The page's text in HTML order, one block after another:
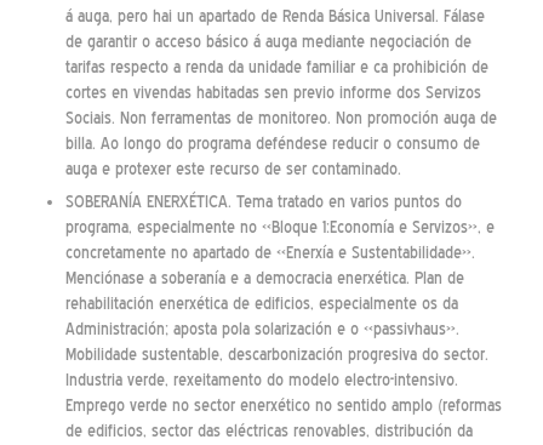
á auga, pero hai un apartado de Renda Básica Universal. Fálase
de garantir o acceso básico á auga mediante negociación de
tarifas respecto a renda da unidade familiar e ca prohibición de
cortes en vivendas habitadas sen previo informe dos Servizos
Sociais. Non ferramentas de monitoreo. Non promoción auga de
billa. Ao longo do programa deféndese reducir o consumo de
auga e protexer este recurso de ser contaminado.
SOBERANÍA ENERXÉTICA. Tema tratado en varios puntos do
programa, especialmente no «Bloque 1:Economía e Servizos», e
concretamente no apartado de «Enerxía e Sustentabilidade».
Menciónase a soberanía e a democracia enerxética. Plan de
rehabilitación enerxética de edificios, especialmente os da
Administración; aposta pola solarización e o «passivhaus».
Mobilidade sustentable, descarbonización progresiva do sector.
Industria verde, rexeitamento do modelo electro-intensivo.
Emprego verde no sector enerxético no sentido amplo (reformas
de edificios, sector das eléctricas renovables, distribución da